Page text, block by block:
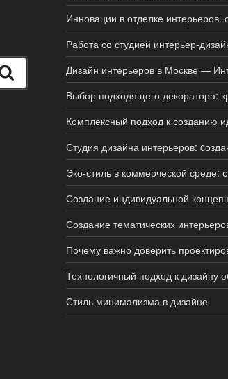
Инновации в отделке
Работа со студией интерьер-
Дизайн интерьеров в Москве —
Выбор подходящего декоратора:
Комплексный подход к созданию
Студия дизайна интерьеров:
Эко-стиль в коммерческой среде:
Создание индивидуальной
Создание тематических
Почему важно доверить
Технологичный подход к дизайну
Стиль минимализма в дизайне